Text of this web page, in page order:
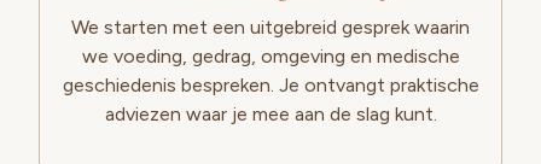
We starten met een uitgebreid gesprek waarin
we voeding, gedrag, omgeving en medische
geschiedenis bespreken. Je ontvangt praktische
adviezen waar je mee aan de slag kunt.